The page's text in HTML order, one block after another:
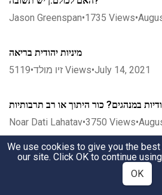
Jason Greenspan•1735 Views•
מיניות יהודית בריאה
זיו מולד•
5119 Views•July 14, 2021
במנהגים? כור היתוך או רב תרבותיות
Noar Dati Lahatav•3750 Views•
– בין לוחות ראשונים ללוחות שניים
Views•
We use cookies to give you the
our site. Click OK to continue
OK